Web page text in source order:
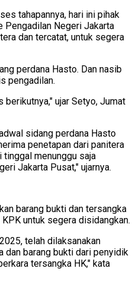
tahapannya, hari ini pihak
Pengadilan Negeri Jakarta
dan tercatat, untuk segera
perdana Hasto. Dan nasib
pengadilan.
ujar Setyo, Jumat
sidang perdana Hasto
penetapan dari panitera
menunggu saja
Jakarta Pusat," ujarnya.
barang bukti dan tersangka
untuk segera disidangkan.
telah dilaksanakan
dan barang bukti dari penyidik
tersangka HK," kata